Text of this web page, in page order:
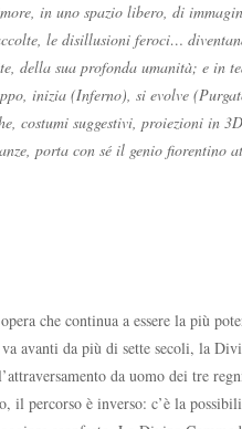
in uno spazio libero, di
le disillusioni feroci…
della sua profonda umanità; e
inizia (Inferno), si evolve
costumi suggestivi, proiezioni in
porta con sé il genio
che continua a essere la più
avanti da più di sette secoli, la
da uomo dei tre
percorso è inverso: c’è la